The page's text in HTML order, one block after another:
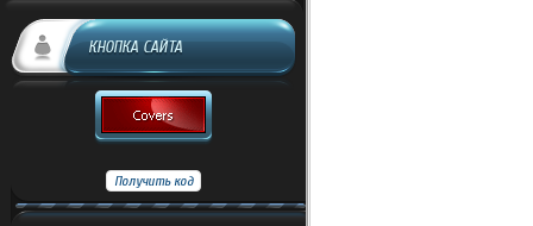
КНОПКА САЙТА